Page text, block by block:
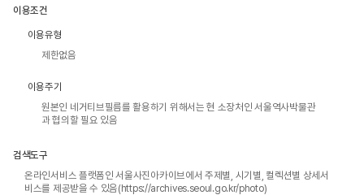
이용조건
이용유형
제한없음
이용주기
원본인 네거티브필름를 활용하기 위해서는 현 소장처인 서울역사박물관
과 협의할 필요 있음
검색도구
온라인서비스 플랫폼인 서울사진아카이브에서 주제별, 시기별, 컬렉션별 상세서
비스를 제공받을 수 있음(https://archives.seoul.go.kr/photo)